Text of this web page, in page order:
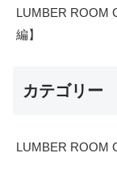
LUMBER ROOM
編】
カテゴリー
LUMBER ROOM